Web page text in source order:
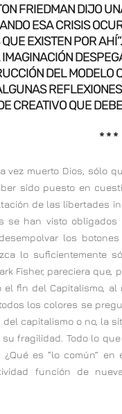
FRIEDMAN DIJO
ESA CRISIS
EXISTEN POR
DEL MODELO
CREATIVO QUE
* * *
vez muerto Dios, sólo
sido puesto en
de las libertades
se han visto obligados
los
lo suficientemente
Fisher, pareciera
fin del Capitalismo,
los colores se
capitalismo o no, la
fragilidad. Todo lo
es “lo común” en
función de